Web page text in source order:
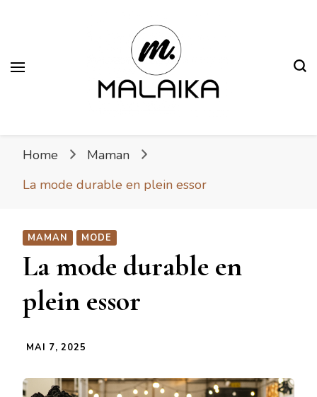
Home
Maman
La mode durable en plein essor
MAMAN MODE
La mode durable en
plein essor
MAI 7, 2025